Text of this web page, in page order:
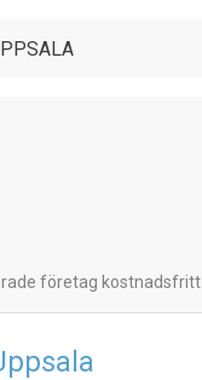
företag kostnadsfritt